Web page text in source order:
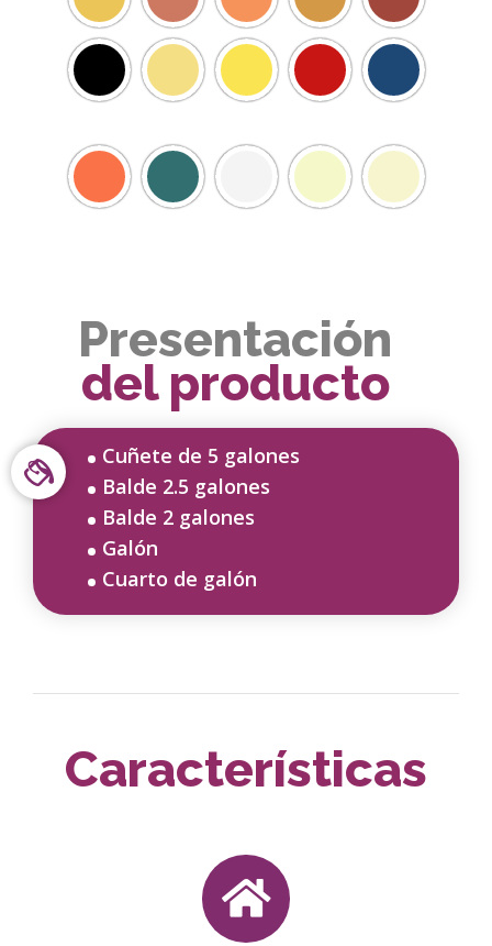
Presentación
del producto
Cuñete de 5 galones
Balde 2.5 galones
Balde 2 galones
Galón
Cuarto de galón
Características